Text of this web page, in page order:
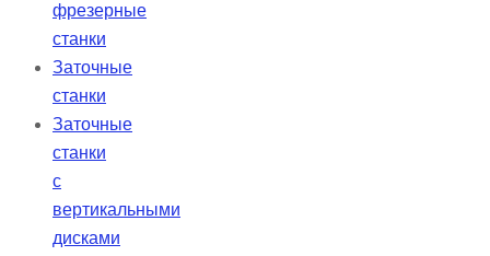
фрезерные
станки
Заточные
станки
Заточные
станки
с
вертикальными
дисками